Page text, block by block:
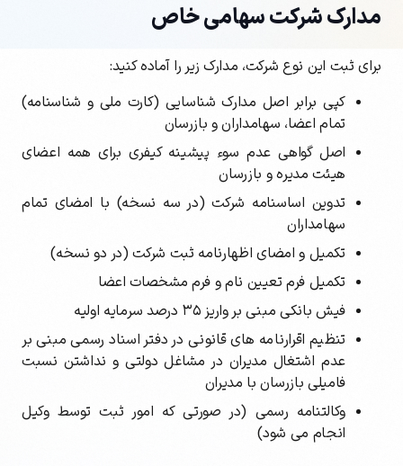
مدارک شرکت سهامی خاص
برای ثبت این نوع شرکت، مدارک زیر را آماده کنید:
کپی برابر اصل مدارک شناسایی (کارت ملی و شناسنامه)
تمام اعضا، سهامداران و بازرسان
اصل گواهی عدم سوء پیشینه کیفری برای همه اعضای
هیئت مدیره و بازرسان
تدوین اساسنامه شرکت (در سه نسخه) با امضای تمام
سهامداران
تکمیل و امضای اظهارنامه ثبت شرکت (در دو نسخه)
تکمیل فرم تعیین نام و فرم مشخصات اعضا
فیش بانکی مبنی بر واریز ۳۵ درصد سرمایه اولیه
تنظیم اقرارنامه های قانونی در دفتر اسناد رسمی مبنی بر
عدم اشتغال مدیران در مشاغل دولتی و نداشتن نسبت
فامیلی بازرسان با مدیران
وکالتنامه رسمی (در صورتی که امور ثبت توسط وکیل
انجام می شود)